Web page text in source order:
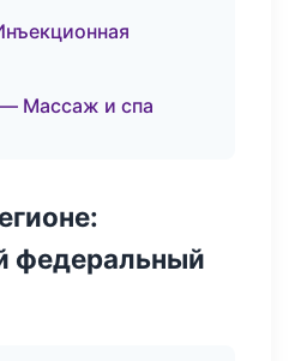
Массаж и спа
федеральный